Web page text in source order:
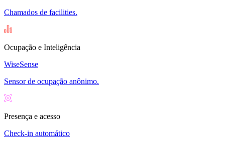
Chamados de facilities.
Ocupação e Inteligência
WiseSense
Sensor de ocupação anônimo.
Presença e acesso
Check-in automático